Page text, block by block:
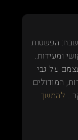
הפשטות
ומעידות.
על גבי
המודולים
להמשך